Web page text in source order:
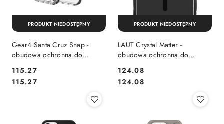
Gear4 Santa Cruz Snap -
obudowa ochronna do
kompatybilna z MagSafe
(black)
Cena:
115.27
Cena:
115.27
PRODUKT NIEDOSTĘPNY
LAUT Crystal Matter -
obudowa ochronna do
kompatybilna z MagSafe
(black)
Cena:
124.08
Cena:
124.08
PRODUKT NIEDOSTĘPNY